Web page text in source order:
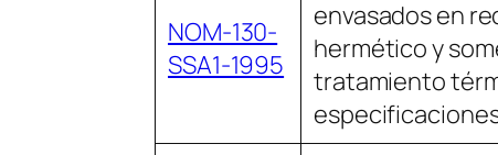
NOM-130-
SSA1-1995
envasados en
hermético y
tratamiento